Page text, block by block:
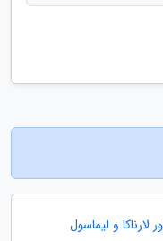
لارناکا و لیماسول